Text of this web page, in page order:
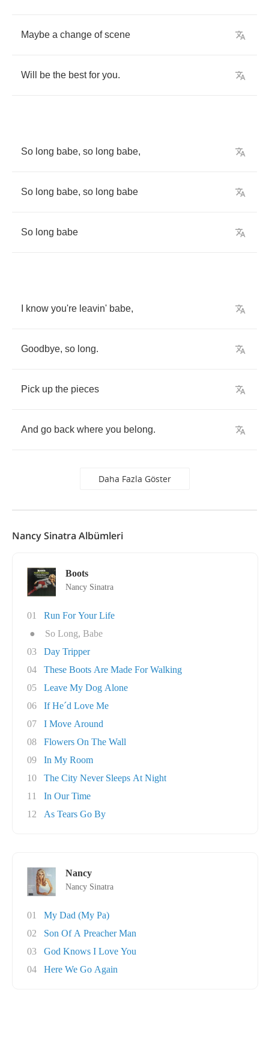
Maybe a change of scene
Will be the best for you.
So long babe, so long babe,
So long babe, so long babe
So long babe
know you're leavin' babe,
Goodbye, so long.
Pick up the pieces
And go back where you belong.
Daha Fazla Göster
Nancy Sinatra Albümleri
Boots
Nancy Sinatra
01
Run For Your Life
●
So Long, Babe
03
Day Tripper
04
These Boots Are Made For Walking
05
Leave My Dog Alone
06
If He´d Love Me
07
I Move Around
08
Flowers On The Wall
09
In My Room
10
The City Never Sleeps At Night
11
In Our Time
12
As Tears Go By
Nancy
Nancy Sinatra
01
My Dad (My Pa)
02
Son Of A Preacher Man
03
God Knows I Love You
04
Here We Go Again